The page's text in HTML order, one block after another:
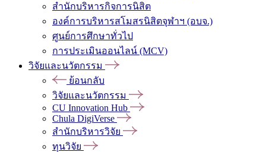
สำนักบริหารกิจการนิสิต
องค์การบริหารสโมสรนิสิตจุฬาฯ (อบจ.)
ศูนย์การศึกษาทั่วไป
การประเมินออนไลน์ (MCV)
วิจัยและนวัตกรรม
ย้อนกลับ
วิจัยและนวัตกรรม
CU Innovation Hub
Chula DigiVerse
สำนักบริหารวิจัย
ทุนวิจัย